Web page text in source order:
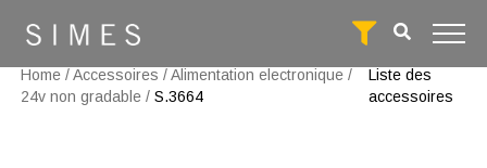
Home /Accessoires /Alimentation electronique /
24v non gradable / S.3664
Liste des
accessoires